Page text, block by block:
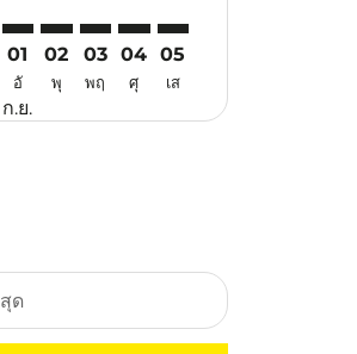
01
อั
ก.ย.
02
พุ
03
พฤ
04
ศุ
05
เส